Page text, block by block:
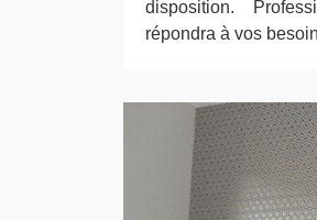
disposition.
répondra à vos